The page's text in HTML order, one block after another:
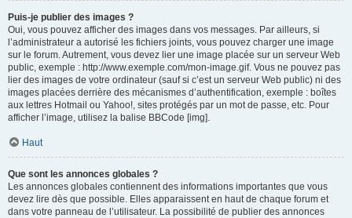
Puis-je publier des images ?
Oui, vous pouvez afficher des images dans vos messages. Par ailleurs, si
l’administrateur a autorisé les fichiers joints, vous pouvez charger une image
sur le forum. Autrement, vous devez lier une image placée sur un serveur Web
public, exemple : http://www.exemple.com/mon-image.gif. Vous ne pouvez pas
lier des images de votre ordinateur (sauf si c’est un serveur Web public) ni des
images placées derrière des mécanismes d’authentification, exemple : boîtes
aux lettres Hotmail ou Yahoo!, sites protégés par un mot de passe, etc. Pour
afficher l’image, utilisez la balise BBCode [img].
Haut
Que sont les annonces globales ?
Les annonces globales contiennent des informations importantes que vous
devez lire dès que possible. Elles apparaissent en haut de chaque forum et
dans votre panneau de l’utilisateur. La possibilité de publier des annonces